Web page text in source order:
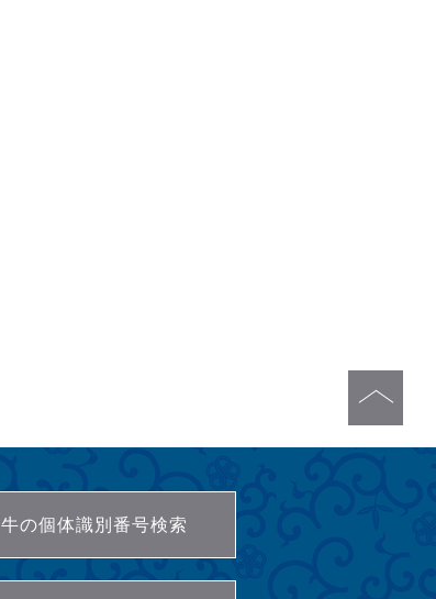
牛の個体識別番号検索